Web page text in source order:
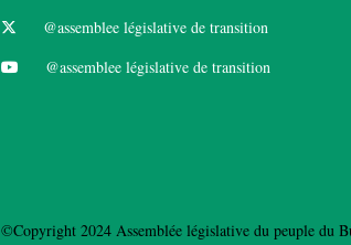
@assemblee législative de transition
@assemblee législative de transition
©Copyright 2024 Assemblée législative du peuple du